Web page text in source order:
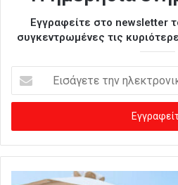
Εγγραφείτε στο newsletter
συγκεντρωμένες τις
σ
γ
ε